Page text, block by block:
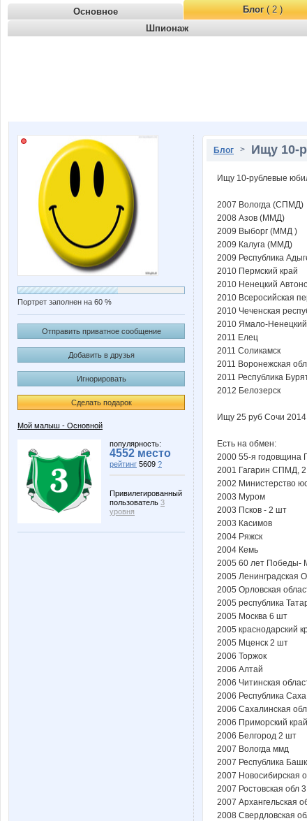
Основное Блог( 2 )
Шпионаж
Портрет заполнен на 60 %
Отправить приватное сообщение
Добавить в друзья
Игнорировать
Сделать подарок
Мой малыш - Основной
популярность:
4552 место
рейтинг 5609 ?
Привилегированный
пользователь 3
уровня
Блог > Ищу 10-
Ищу 10-рублевые
2007 Вологда (СПМД)
2008 Азов (ММД)
2009 Выборг (ММД )
2009 Калуга (ММД)
2009 Республика
2010 Пермский край
2010 Ненецкий
2010 Всеросийская
2010 Чеченская
2010 Ямало-
2011 Елец
2011 Cоликамск
2011 Воронежская
2011 Республика
2012 Белозерск
Ищу 25 руб Сочи 2014
Есть на обмен:
2000 55-я годовщина
2001 Гагарин СПМД,
2002 Министерство
2003 Муром
2003 Псков - 2 шт
2003 Касимов
2004 Ряжск
2004 Кемь
2005 60 лет
2005 Ленинградская
2005 Орловская
2005 республика
2005 Москва 6 шт
2005 краснодарский
2005 Мценск 2 шт
2006 Торжок
2006 Алтай
2006 Читинская
2006 Республика Саха
2006 Сахалинская
2006 Приморский
2006 Белгород 2 шт
2007 Вологда ммд
2007 Республика
2007 Новосибирская
2007 Ростовская обл
2007 Архангельская
2008 Свердловская